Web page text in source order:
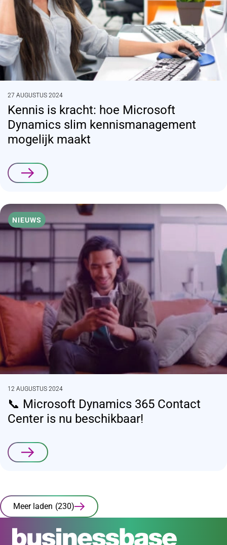
27 AUGUSTUS 2024
Kennis is kracht: hoe Microsoft
Dynamics slim kennismanagement
mogelijk maakt
Lees verder
NIEUWS
12 AUGUSTUS 2024
📞 Microsoft Dynamics 365 Contact
Center is nu beschikbaar!
Lees verder
Meer laden (230)